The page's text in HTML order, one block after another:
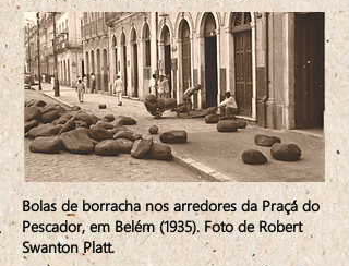
Bolas de borracha nos arredores da Praça do
Pescador, em Belém (1935). Foto de Robert
Swanton Platt.